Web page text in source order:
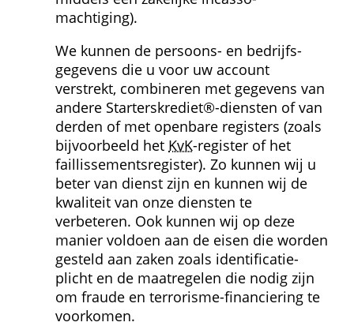
machtiging).
We kunnen de persoons- en bedrijfs­
gegevens die u voor uw account
verstrekt, combineren met gegevens van
andere Starterskrediet®-diensten of van
derden of met openbare registers (zoals
bijvoorbeeld het KvK-register of het
faillissements­register). Zo kunnen wij u
beter van dienst zijn en kunnen wij de
kwaliteit van onze diensten te
verbeteren. Ook kunnen wij op deze
manier voldoen aan de eisen die worden
gesteld aan zaken zoals identificatie­
plicht en de maatregelen die nodig zijn
om fraude en terrorisme-financiering te
voorkomen.